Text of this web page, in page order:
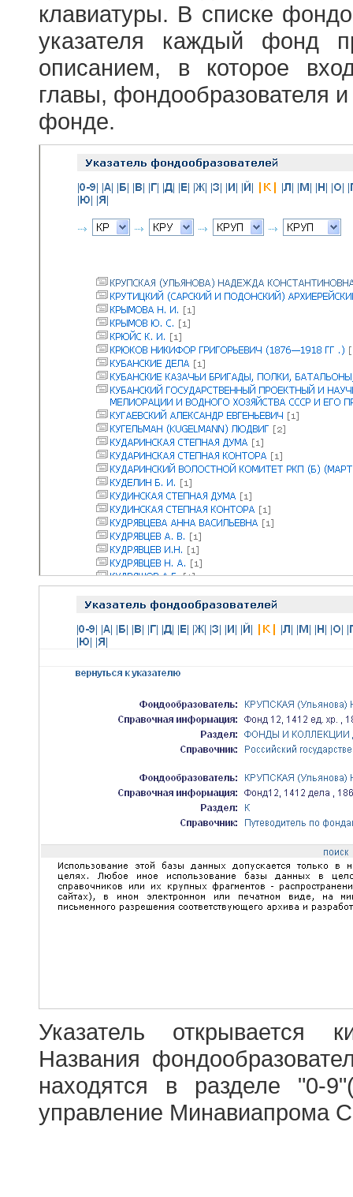
клавиатуры. В списке
указателя каждый фонд
описанием, в которое
главы, фондообразователя
фонде.
Указатель открывается
Названия
находятся в разделе "0-
управление Минавиапрома